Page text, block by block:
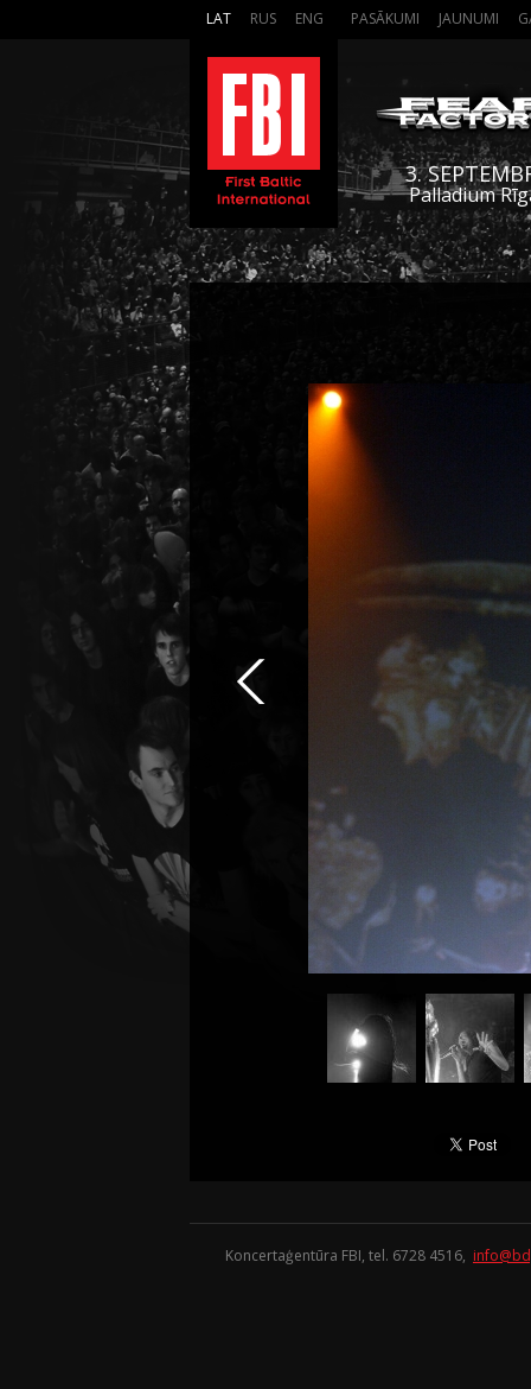
LAT RUS ENG PASĀKUMI JAUNUMI
3.
Palladium
Koncertaģentūra FBI, tel. 6728 4516,